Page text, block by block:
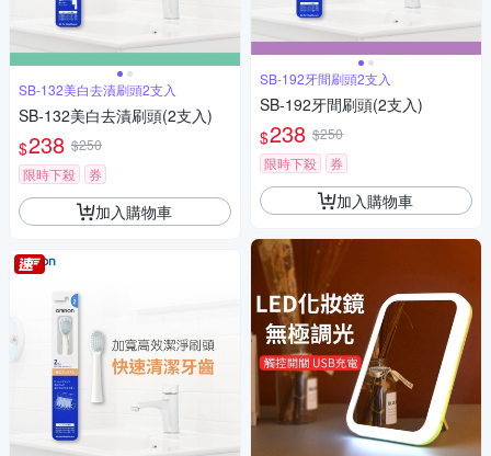
SB-132美白去漬刷頭2支入
SB-132美白去漬刷頭(2支入)
$238 $250
限時下殺
券
加入購物車
SB-192牙間刷頭2支入
SB-192牙間刷頭(2支入)
$238 $250
限時下殺
券
加入購物車